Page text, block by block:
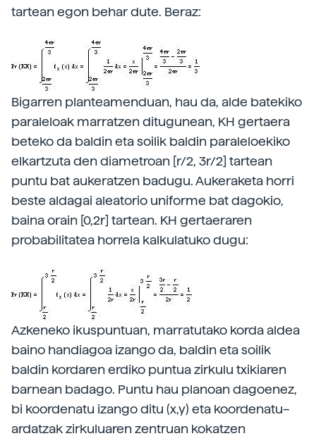
tartean egon behar dute. Beraz:
Bigarren planteamenduan, hau da, alde batekiko
paraleloak marratzen ditugunean, KH gertaera
beteko da baldin eta soilik baldin paraleloekiko
elkartzuta den diametroan [r/2, 3r/2] tartean
puntu bat aukeratzen badugu. Aukeraketa horri
beste aldagai aleatorio uniforme bat dagokio,
baina orain [0,2r] tartean. KH gertaeraren
probabilitatea horrela kalkulatuko dugu:
Azkeneko ikuspuntuan, marratutako korda aldea
baino handiagoa izango da, baldin eta soilik
baldin kordaren erdiko puntua zirkulu txikiaren
barnean badago. Puntu hau planoan dagoenez,
bi koordenatu izango ditu (x,y) eta koordenatu–
ardatzak zirkuluaren zentruan kokatzen